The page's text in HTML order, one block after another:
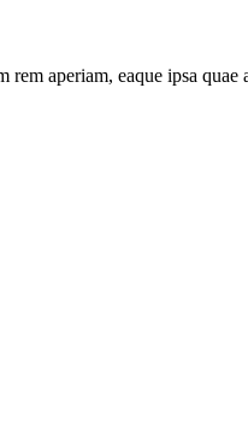
aperiam, eaque ipsa